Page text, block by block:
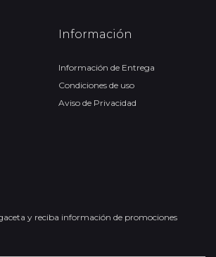
Información
Información de Entrega
Condiciones de uso
Aviso de Privacidad
y reciba información de promociones